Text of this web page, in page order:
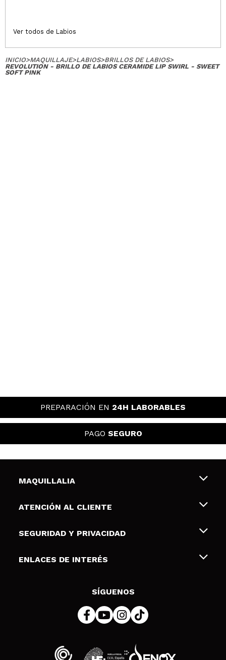
Ver todos de Labios
INICIO>MAQUILLAJE>LABIOS>BRILLOS DE LABIOS>
REVOLUTION - BRILLO DE LABIOS CERAMIDE LIP SWIRL - SWEET
SOFT PINK
PREPARACIÓN EN 24H LABORABLES
PAGO SEGURO
MAQUILLALIA
Sobre nosotros
Tarjetas de Regalo
ATENCIÓN AL CLIENTE
Envíos y devoluciones
Formas de pago
SEGURIDAD Y PRIVACIDAD
Terminos y condiciones de uso
Política de cookies
ENLACES DE INTERÉS
SÍGUENOS